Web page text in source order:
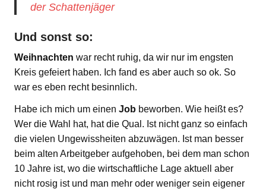
der Schattenjäger
Und sonst so:
Weihnachten war recht ruhig, da wir nur im engsten
Kreis gefeiert haben. Ich fand es aber auch so ok. So
war es eben recht besinnlich.
Habe ich mich um einen Job beworben. Wie heißt es?
Wer die Wahl hat, hat die Qual. Ist nicht ganz so einfach
die vielen Ungewissheiten abzuwägen. Ist man besser
beim alten Arbeitgeber aufgehoben, bei dem man schon
10 Jahre ist, wo die wirtschaftliche Lage aktuell aber
nicht rosig ist und man mehr oder weniger sein eigener